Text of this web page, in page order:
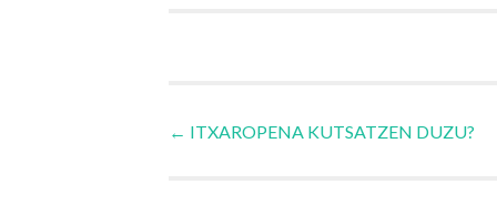
Navegador
← ITXAROPENA KUTSATZEN DUZU?